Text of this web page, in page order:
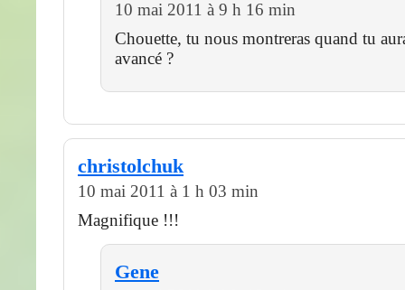
10 mai 2011 à 9 h 16 min
Chouette, tu nous montreras quand tu
avancé ?
christolchuk
10 mai 2011 à 1 h 03 min
Magnifique !!!
Gene